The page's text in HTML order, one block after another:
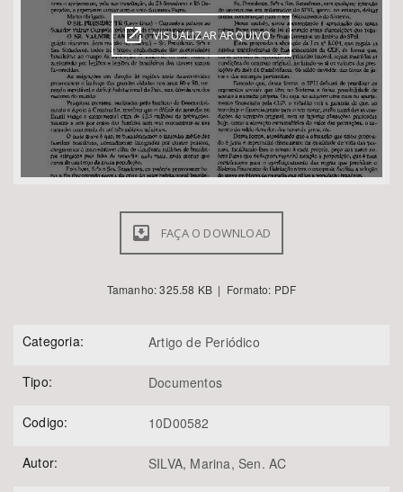
Área Protegida
BUSCAR
VISUALIZAR ARQUIVO
FAÇA O DOWNLOAD
Tamanho: 325.58 KB | Formato: PDF
Categoria: Artigo de Periódico
Tipo: Documentos
Codigo: 10D00582
Autor: SILVA, Marina, Sen. AC